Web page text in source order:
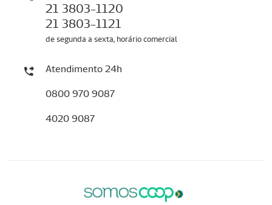
21 3803-1120
21 3803-1121
de segunda a sexta, horário comercial
Atendimento 24h
0800 970 9087
4020 9087